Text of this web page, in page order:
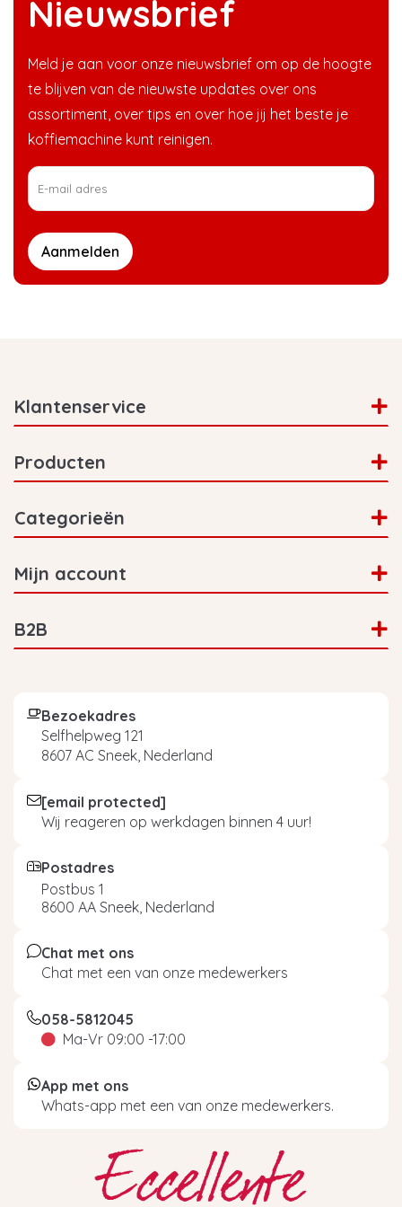
dus om minder vaak te hoeven ontkalken!
JURA onderhoudsproducten bij
Eccellente
Bij Eccellente kun je goed terecht om al je
onderhoudsartikelen te kopen voor je JURA E6.
Naast waterfilters kun je ook terecht bij ons
voor
ontkalkingstabletten. Als je vandaag besteld
voor 23:59 heb je je producten morgen nog in
huis! Bestellingen boven de € 40,- hebben gratis
Nieuwsbrief
Meld je aan voor onze nieuwsbrief om op de hoogte
te blijven van de nieuwste updates over ons
assortiment, over tips en over hoe jij het beste je
koffiemachine kunt reinigen.
Aanmelden
Klantenservice
Producten
Categorieën
Mijn account
B2B
Bezoekadres
Selfhelpweg 121
8607 AC Sneek, Nederland
[email protected]
Wij reageren op werkdagen binnen 4 uur!
Postadres
Postbus 1
8600 AA Sneek, Nederland
Chat met ons
Chat met een van onze medewerkers
058-5812045
Ma-Vr 09:00 -17:00
App met ons
Whats-app met een van onze medewerkers.